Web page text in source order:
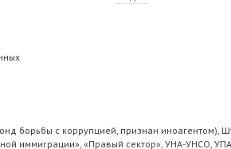
борьбы с коррупцией, признан иноагентом),
иммиграции», «Правый сектор», УНА-УНСО,